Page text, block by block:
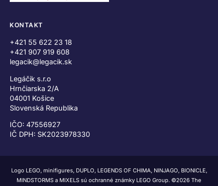
KONTAKT
+421 55 622 23 18
+421 907 919 608
legacik@legacik.sk
Legáčik s.r.o
Hrnčiarska 2/A
04001 Košice
Slovenská Republika
IČO: 47556927
IČ DPH: SK2023978330
Logo LEGO, minifigures, DUPLO, LEGENDS OF CHIMA, NINJAGO, BIONICLE,
MINDSTORMS a MIXELS sú ochranné známky LEGO Group. ©2026 The